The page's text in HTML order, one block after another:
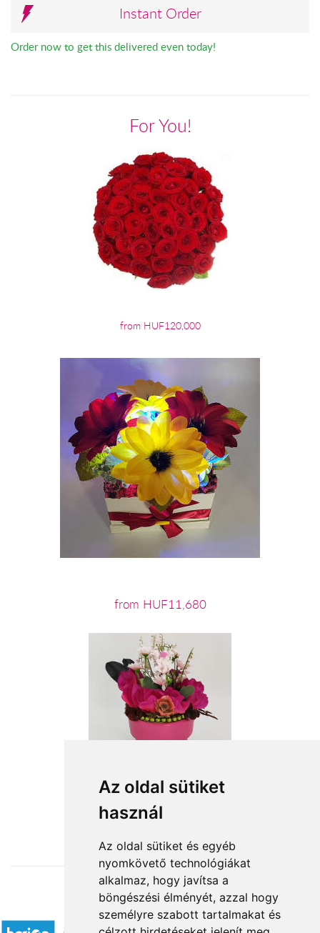
Az oldal sütiket
használ
Az oldal sütiket és egyéb
nyomkövető technológiákat
alkalmaz, hogy javítsa a
böngészési élményét, azzal hogy
személyre szabott tartalmakat és
Instant Order
Order now to get this delivered even today!
For You!
from HUF120,000
from HUF11,680
from HUF14,000
Accepted payment methods